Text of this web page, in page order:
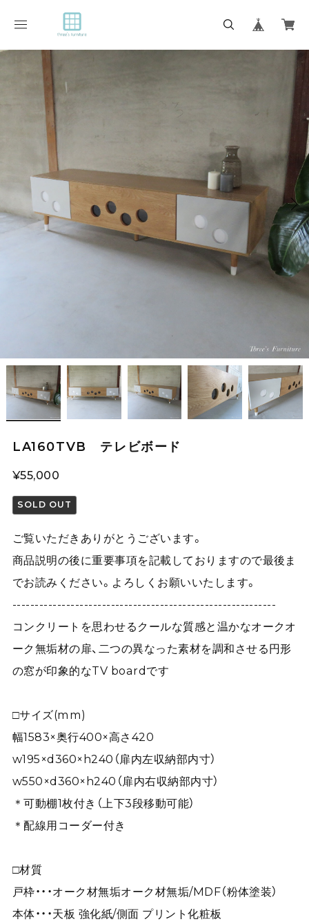
LA160TVB テレビボード
¥55,000
SOLD OUT
ご覧いただきありがとうございます。
商品説明の後に重要事項を記載しておりますので最後ま
でお読みください。よろしくお願いいたします。
-----------------------------------------------------------
コンクリートを思わせるクールな質感と温かなオークオ
ーク無垢材の扉、二つの異なった素材を調和させる円形
の窓が印象的なTV boardです
□サイズ(mm)
幅1583×奥行400×高さ420
w195×d360×h240（扉内左収納部内寸）
w550×d360×h240（扉内右収納部内寸）
＊可動棚1枚付き（上下3段移動可能）
＊配線用コーダー付き
□材質
戸枠・・・オーク材無垢オーク材無垢/MDF（粉体塗装）
本体・・・天板 強化紙/側面 プリント化粧板